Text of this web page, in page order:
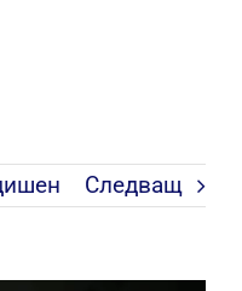
Следващ